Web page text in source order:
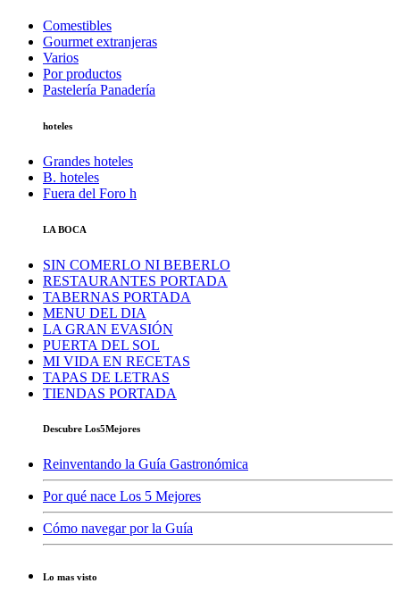
Comestibles
Gourmet extranjeras
Varios
Por productos
Pastelería Panadería
hoteles
Grandes hoteles
B. hoteles
Fuera del Foro h
LA BOCA
SIN COMERLO NI BEBERLO
RESTAURANTES PORTADA
TABERNAS PORTADA
MENU DEL DIA
LA GRAN EVASIÓN
PUERTA DEL SOL
MI VIDA EN RECETAS
TAPAS DE LETRAS
TIENDAS PORTADA
Descubre Los5Mejores
Reinventando la Guía Gastronómica
Por qué nace Los 5 Mejores
Cómo navegar por la Guía
Lo mas visto